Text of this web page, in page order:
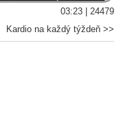
03:23 | 24479
Kardio na každý týždeň >>